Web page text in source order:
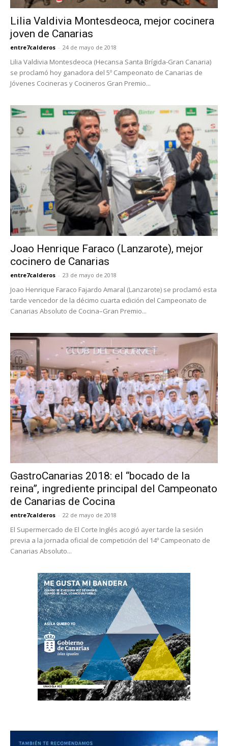
Lilia Valdivia Montesdeoca, mejor cocinera
joven de Canarias
entre7calderos - 24 de mayo de 2018
Lilia Valdivia Montesdeoca (Hecansa Santa Brígida-Gran Canaria)
se proclamó hoy ganadora del 5º Campeonato de Canarias de
Jóvenes Cocineras y Cocineros Gran Premio...
Joao Henrique Faraco (Lanzarote), mejor
cocinero de Canarias
entre7calderos - 23 de mayo de 2018
Joao Henrique Faraco Fajardo Amaral (Lanzarote) se proclamó esta
tarde vencedor de la décimo cuarta edición del Campeonato de
Canarias Absoluto de Cocina–Gran Premio...
GastroCanarias 2018: el “bocado de la
reina”, ingrediente principal del Campeonato
de Canarias de Cocina
entre7calderos - 22 de mayo de 2018
El Supermercado de El Corte Inglés acogió ayer tarde la sesión
previa a la jornada oficial de competición del 14º Campeonato de
Canarias Absoluto...